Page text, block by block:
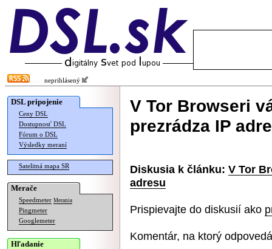
neprihlásený
DSL pripojenie
Ceny DSL
Dostupnosť DSL
Fórum o DSL
Výsledky meraní
Satelitná mapa SR
Merače
Speedmeter Merania
Pingmeter
Googlemeter
Hľadanie
V Tor Browseri
prezrádza IP
Diskusia k článku: V Tor
adresu
Prispievajte do diskusií ako
Komentár, na ktorý